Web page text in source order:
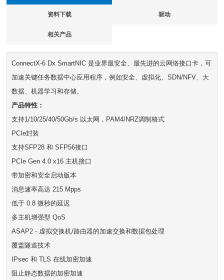
资料下载 驱动
相关产品
ConnectX-6 Dx SmartNIC 是业界最安全、最先进的云网络接口卡，可
加速关键任务数据中心应用程序，例如安全、虚拟化、SDN/NFV、大
数据、机器学习和存储。
产品特性：
支持1/10/25/40/50Gb/s 以太网，PAM4/NRZ调制格式
PCIe封装
支持SFP28 和 SFP56接口
PCIe Gen 4.0 x16 主机接口
带加密和安全启动版本
消息速率高达 215 Mpps
低于 0.8 微秒的延迟
多主机增强型 QoS
ASAP2 - 虚拟交换机/路由器的加速交换和数据包处理
覆盖隧道技术
IPsec 和 TLS 在线加密加速
阻止静态数据的加密加速